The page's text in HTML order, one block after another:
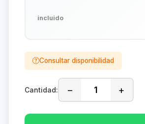
incluido
Consultar disponibilidad
Cantidad: − +